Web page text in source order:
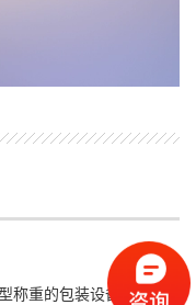
称重的包装设备，它是